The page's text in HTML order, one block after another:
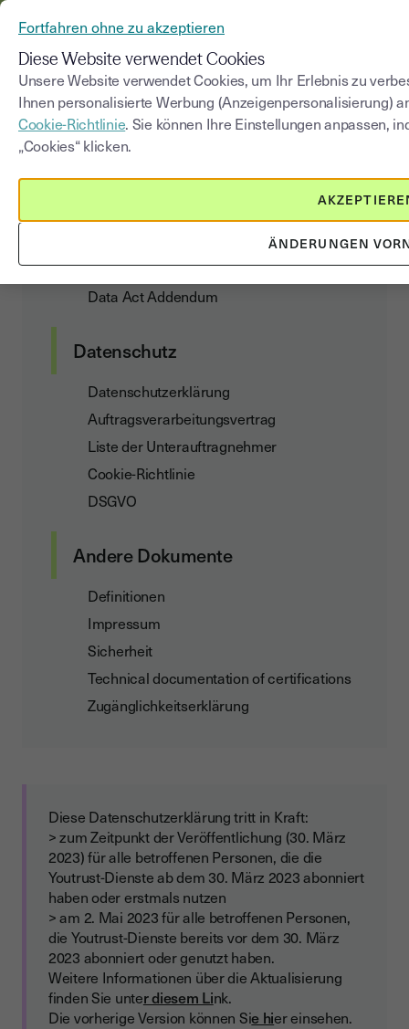
Datenschutzerklärung
Abonnementbedingungen
Data Act Addendum
Datenschutz
Datenschutzerklärung
Auftragsverarbeitungsvertrag
Liste der Unterauftragnehmer
Cookie-Richtlinie
DSGVO
Andere Dokumente
Definitionen
Impressum
Sicherheit
Technical documentation of certifications
Zugänglichkeitserklärung
Diese Datenschutzerklärung tritt in Kraft:
> zum Zeitpunkt der Veröffentlichung (30. März
2023) für alle betroffenen Personen, die die
Youtrust-Dienste ab dem 30. März 2023 abonniert
haben oder erstmals nutzen
> am 2. Mai 2023 für alle betroffenen Personen,
die Youtrust-Dienste bereits vor dem 30. März
2023 abonniert oder genutzt haben.
Weitere Informationen über die Aktualisierung
finden Sie unter diesem Link.
Die vorherige Version können Sie hier einsehen.
Fortfahren ohne zu akzeptieren
Diese Website verwendet Cookies
Unsere Website verwendet Cookies, um Ihr Erlebnis zu
Ihnen personalisierte Werbung (Anzeigenpersonalisierung)
Cookie-Richtlinie. Sie können Ihre Einstellungen anpassen,
„Cookies“ klicken.
ÄNDERUNGEN